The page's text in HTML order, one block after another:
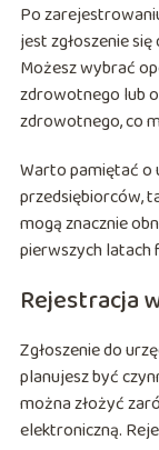
Po
jest zgłoszenie się
Możesz wybrać
zdrowotnego lub
zdrowotnego, co
Warto pamiętać o
przedsiębiorców,
mogą znacznie
pierwszych latach
Rejestracja
Zgłoszenie do
planujesz być
można złożyć
elektroniczną.